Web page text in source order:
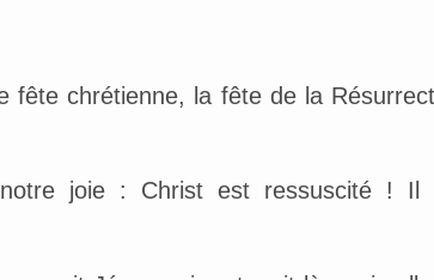
fête chrétienne, la fête de la
joie : Christ est ressuscité ! Il